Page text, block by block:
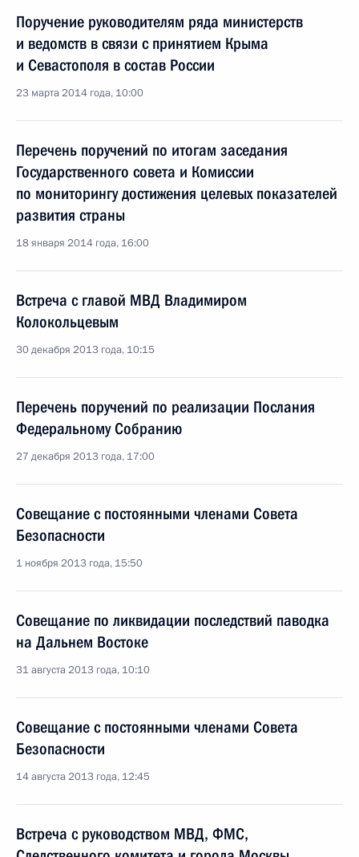
Поручение руководителям ряда министерств
и ведомств в связи с принятием Крыма
и Севастополя в состав России
23 марта 2014 года, 10:00
Перечень поручений по итогам заседания
Государственного совета и Комиссии
по мониторингу достижения целевых показателей
развития страны
18 января 2014 года, 16:00
Встреча с главой МВД Владимиром
Колокольцевым
30 декабря 2013 года, 10:15
Перечень поручений по реализации Послания
Федеральному Собранию
27 декабря 2013 года, 17:00
Совещание с постоянными членами Совета
Безопасности
1 ноября 2013 года, 15:50
Совещание по ликвидации последствий паводка
на Дальнем Востоке
31 августа 2013 года, 10:10
Совещание с постоянными членами Совета
Безопасности
14 августа 2013 года, 12:45
Встреча с руководством МВД, ФМС,